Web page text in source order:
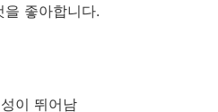
좋아합니다.
이 뛰어남